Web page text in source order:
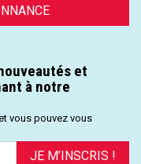
et
à notre
vous pouvez vous
JE M’INSCRIS !